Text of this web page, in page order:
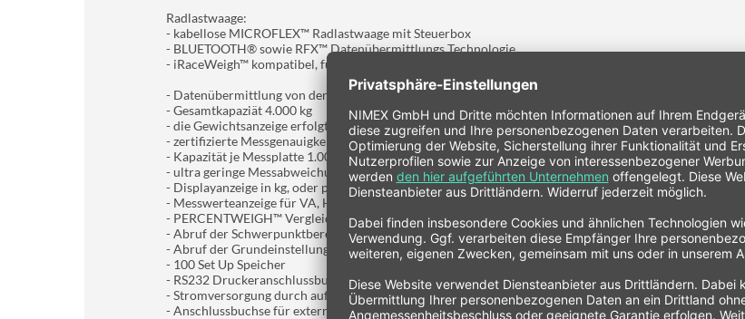
Radlastwaage:
- kabellose MICROFLEX™ Radlastwaage mit Steuerbox
- BLUETOOTH® sowie RFX™ Datenübermittlungs Technologie
- iRaceWeigh™ kompatibel, für die Datenübermittlung zu mobilen iOS® und Android® Empfangsgeräten
- Datenübermittlung von den Messplatten Sendern zum PC über USB RFX™ Empfänger Box
- Gesamtkapaziät 4.000 kg
- die Gewichtsanzeige erfolgt in 0,5 kg Schritten
- zertifizierte Messgenauigkeit +/- 0,1% bezogen auf das Gewicht auf jeder Messplatte
- Kapazität je Messplatte 1.000 kg
- ultra geringe Messabweichungen durch 4 Wiegezellen pro Messplatte
- Displayanzeige in kg, oder psi
- Messwerteanzeige für VA, HA, linke Seite, rechte Seite, diagonal und gesamt
- PERCENTWEIGH™ Vergleichsanzeige für die Radlasten auch in Prozentwerten bis zu 0,01%
- Abruf der Schwerpunktberechnung
- Abruf der Grundeinstellungs Werte
- 100 Set Up Speicher
- RS232 Druckeranschlussbuchse
- Stromversorgung durch aufladbare Akkus
- Anschlussbuchse für externe Stromversorgung